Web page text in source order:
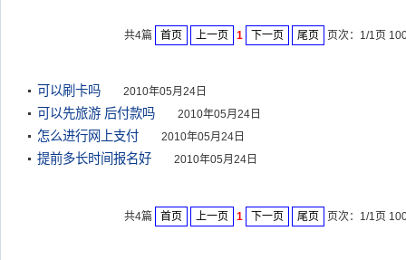
共4篇 首页 上一页 1 下一页 尾页 页次：1/1页
可以刷卡吗 2010年05月24日
可以先旅游 后付款吗 2010年05月24日
怎么进行网上支付 2010年05月24日
提前多长时间报名好 2010年05月24日
共4篇 首页 上一页 1 下一页 尾页 页次：1/1页